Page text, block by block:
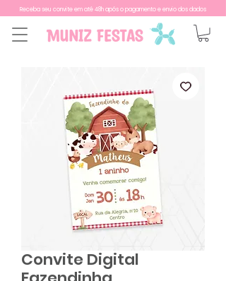
Receba seu convite em até 48h após o pagamento e envio dos dados
Convite Digital